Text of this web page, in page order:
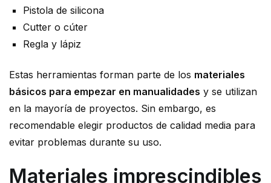
Pistola de silicona
Cutter o cúter
Regla y lápiz
Estas herramientas forman parte de los materiales
básicos para empezar en manualidades y se utilizan
en la mayoría de proyectos. Sin embargo, es
recomendable elegir productos de calidad media para
evitar problemas durante su uso.
Materiales imprescindibles